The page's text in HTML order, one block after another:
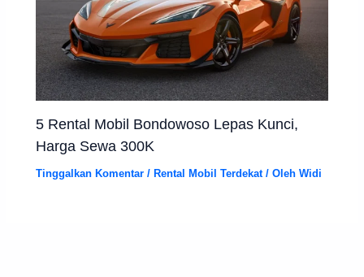
5 Rental Mobil Bondowoso Lepas Kunci,
Harga Sewa 300K
Tinggalkan Komentar /Rental Mobil Terdekat/ OlehWidi